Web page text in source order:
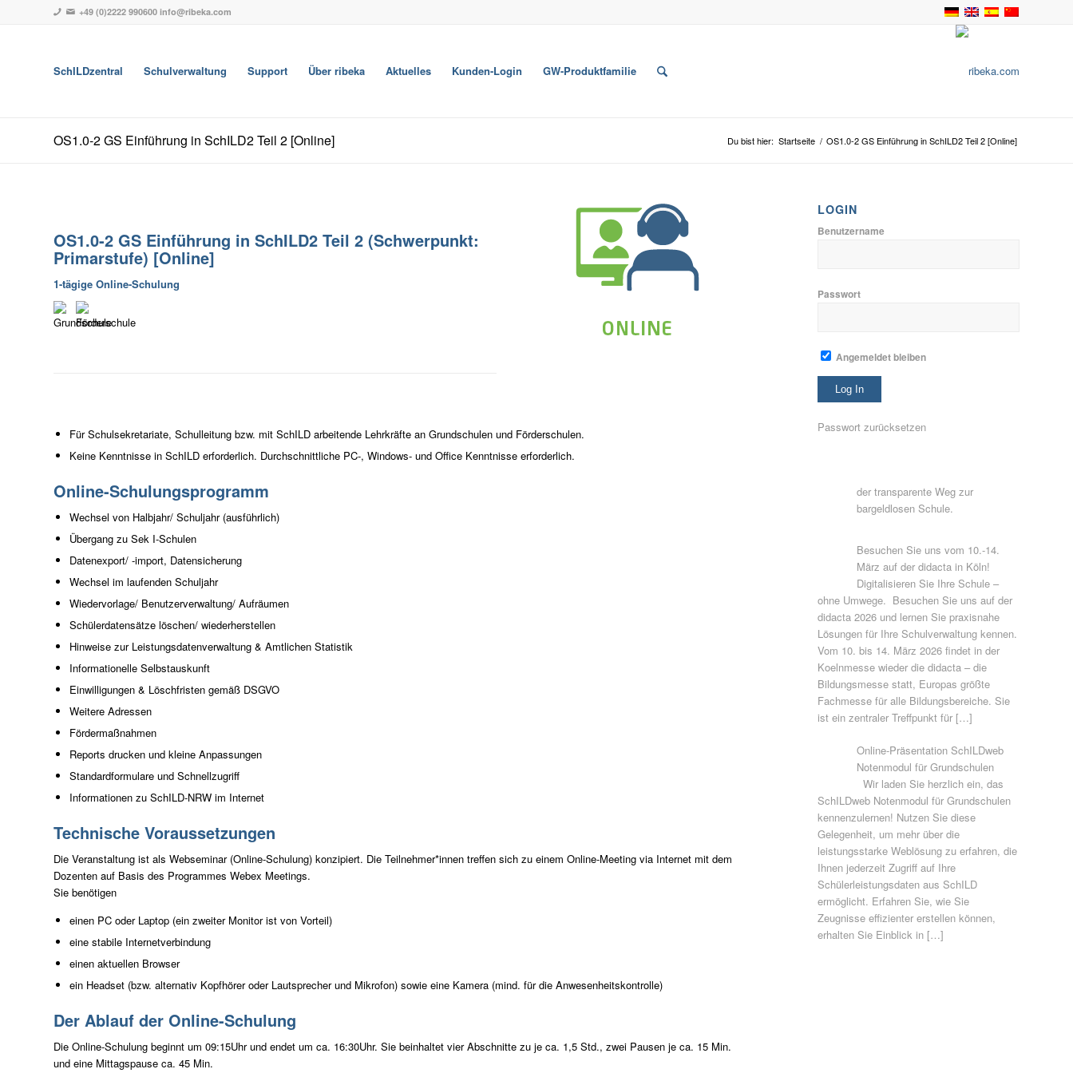
+49 (0)2222 990600 info@ribeka.com
SchILDzentral Schulverwaltung Support Über ribeka Aktuelles Kunden-Login GW-Produktfamilie
OS1.0-2 GS Einführung in SchILD2 Teil 2 [Online] Du bist hier: Startseite / OS1.0-2 GS Einführung in SchILD2 Teil 2 [Online]
OS1.0-2 GS Einführung in SchILD2 Teil 2 (Schwerpunkt:
Primarstufe) [Online]
1-tägige Online-Schulung
Für Schulsekretariate, Schulleitung bzw. mit SchILD arbeitende Lehrkräfte an Grundschulen und Förderschulen.
Keine Kenntnisse in SchILD erforderlich. Durchschnittliche PC-, Windows- und Office Kenntnisse erforderlich.
Online-Schulungsprogramm
Wechsel von Halbjahr/ Schuljahr (ausführlich)
Übergang zu Sek I-Schulen
Datenexport/ -import, Datensicherung
Wechsel im laufenden Schuljahr
Wiedervorlage/ Benutzerverwaltung/ Aufräumen
Schülerdatensätze löschen/ wiederherstellen
Hinweise zur Leistungsdatenverwaltung & Amtlichen Statistik
Informationelle Selbstauskunft
Einwilligungen & Löschfristen gemäß DSGVO
Weitere Adressen
Fördermaßnahmen
Reports drucken und kleine Anpassungen
Standardformulare und Schnellzugriff
Informationen zu SchILD-NRW im Internet
Technische Voraussetzungen
Die Veranstaltung ist als Webseminar (Online-Schulung) konzipiert. Die Teilnehmer*innen treffen sich zu einem Online-Meeting via Internet mit dem
Dozenten auf Basis des Programmes Webex Meetings.
Sie benötigen
einen PC oder Laptop (ein zweiter Monitor ist von Vorteil)
eine stabile Internetverbindung
einen aktuellen Browser
ein Headset (bzw. alternativ Kopfhörer oder Lautsprecher und Mikrofon) sowie eine Kamera (mind. für die Anwesenheitskontrolle)
Der Ablauf der Online-Schulung
Die Online-Schulung beginnt um 09:15Uhr und endet um ca. 16:30Uhr. Sie beinhaltet vier Abschnitte zu je ca. 1,5 Std., zwei Pausen je ca. 15 Min.
und eine Mittagspause ca. 45 Min.
LOGIN
Benutzername
Passwort
Angemeldet bleiben
Passwort zurücksetzen
der transparente Weg zur
bargeldlosen Schule.
Besuchen Sie uns vom 10.-14.
März auf der didacta in Köln!
Digitalisieren Sie Ihre Schule –
ohne Umwege. Besuchen Sie uns auf der
didacta 2026 und lernen Sie praxisnahe
Lösungen für Ihre Schulverwaltung kennen.
Vom 10. bis 14. März 2026 findet in der
Koelnmesse wieder die didacta – die
Bildungsmesse statt, Europas größte
Fachmesse für alle Bildungsbereiche. Sie
ist ein zentraler Treffpunkt für […]
Online-Präsentation SchILDweb
Notenmodul für Grundschulen
Wir laden Sie herzlich ein, das
SchILDweb Notenmodul für Grundschulen
kennenzulernen! Nutzen Sie diese
Gelegenheit, um mehr über die
leistungsstarke Weblösung zu erfahren, die
Ihnen jederzeit Zugriff auf Ihre
Schülerleistungsdaten aus SchILD
ermöglicht. Erfahren Sie, wie Sie
Zeugnisse effizienter erstellen können,
erhalten Sie Einblick in […]